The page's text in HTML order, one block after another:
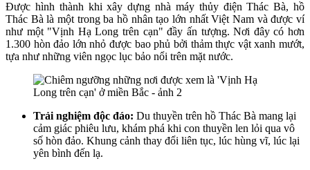
Được hình thành khi xây dựng nhà máy thủy điện Thác Bà, hồ
Thác Bà là một trong ba hồ nhân tạo lớn nhất Việt Nam và được ví
như một "Vịnh Hạ Long trên cạn" đầy ấn tượng. Nơi đây có hơn
1.300 hòn đảo lớn nhỏ được bao phủ bởi thảm thực vật xanh mướt,
tựa như những viên ngọc lục bảo nổi trên mặt nước.
Trải nghiệm độc đáo: Du thuyền trên hồ Thác Bà mang lại
cảm giác phiêu lưu, khám phá khi con thuyền len lỏi qua vô
số hòn đảo. Khung cảnh thay đổi liên tục, lúc hùng vĩ, lúc lại
yên bình đến lạ.